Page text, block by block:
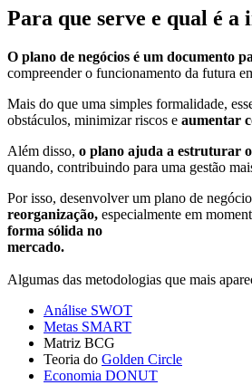
Para que serve e qual é
O plano de negócios é um documento
compreender o funcionamento da futura
Mais do que uma simples formalidade,
obstáculos, minimizar riscos e aumentar
Além disso, o plano ajuda a estruturar o
quando, contribuindo para uma gestão
Por isso, desenvolver um plano de
reorganização, especialmente em
forma sólida no
mercado.
Algumas das metodologias que mais
Análise SWOT
Metas SMART
Matriz BCG
Teoria do Golden Circle
Economia DONUT